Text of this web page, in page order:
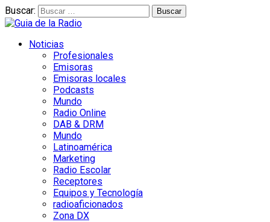
Buscar:
Noticias
Profesionales
Emisoras
Emisoras locales
Podcasts
Mundo
Radio Online
DAB & DRM
Mundo
Latinoamérica
Marketing
Radio Escolar
Receptores
Equipos y Tecnología
radioaficionados
Zona DX